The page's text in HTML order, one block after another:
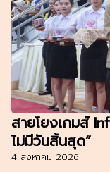
สายโยงเกมส์
ไม่มีวันสิ้นสุด”
4 สิงหาคม 2026